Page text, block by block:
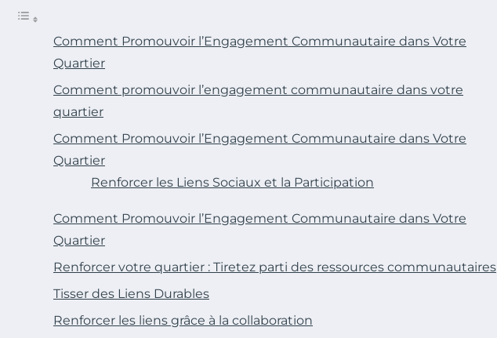
Comment Promouvoir l’Engagement Communautaire dans Votre
Quartier
Comment promouvoir l’engagement communautaire dans votre
quartier
Comment Promouvoir l’Engagement Communautaire dans Votre
Quartier
Renforcer les Liens Sociaux et la Participation
Comment Promouvoir l’Engagement Communautaire dans Votre
Quartier
Renforcer votre quartier : Tiretez parti des ressources communautaires
Tisser des Liens Durables
Renforcer les liens grâce à la collaboration